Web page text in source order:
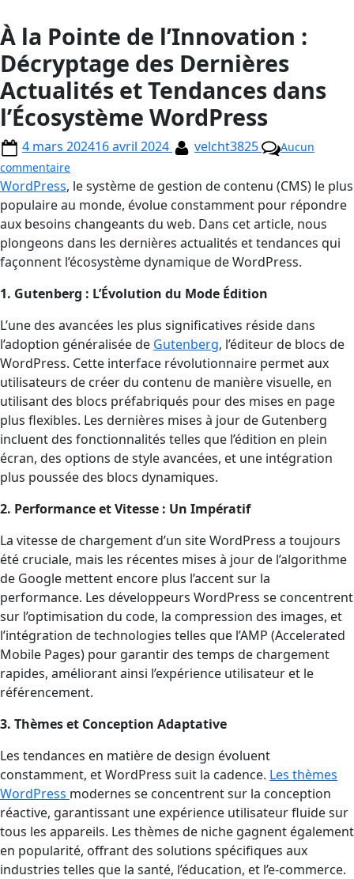
À la Pointe de l’Innovation :
Décryptage des Dernières
Actualités et Tendances dans
l’Écosystème WordPress
4 mars 202416 avril 2024 velcht3825
Aucun
commentaire
WordPress, le système de gestion de contenu (CMS) le plus
populaire au monde, évolue constamment pour répondre
aux besoins changeants du web. Dans cet article, nous
plongeons dans les dernières actualités et tendances qui
façonnent l’écosystème dynamique de WordPress.
1. Gutenberg : L’Évolution du Mode Édition
L’une des avancées les plus significatives réside dans
l’adoption généralisée de Gutenberg, l’éditeur de blocs de
WordPress. Cette interface révolutionnaire permet aux
utilisateurs de créer du contenu de manière visuelle, en
utilisant des blocs préfabriqués pour des mises en page
plus flexibles. Les dernières mises à jour de Gutenberg
incluent des fonctionnalités telles que l’édition en plein
écran, des options de style avancées, et une intégration
plus poussée des blocs dynamiques.
2. Performance et Vitesse : Un Impératif
La vitesse de chargement d’un site WordPress a toujours
été cruciale, mais les récentes mises à jour de l’algorithme
de Google mettent encore plus l’accent sur la
performance. Les développeurs WordPress se concentrent
sur l’optimisation du code, la compression des images, et
l’intégration de technologies telles que l’AMP (Accelerated
Mobile Pages) pour garantir des temps de chargement
rapides, améliorant ainsi l’expérience utilisateur et le
référencement.
3. Thèmes et Conception Adaptative
Les tendances en matière de design évoluent
constamment, et WordPress suit la cadence. Les thèmes
WordPress modernes se concentrent sur la conception
réactive, garantissant une expérience utilisateur fluide sur
tous les appareils. Les thèmes de niche gagnent également
en popularité, offrant des solutions spécifiques aux
industries telles que la santé, l’éducation, et l’e-commerce.